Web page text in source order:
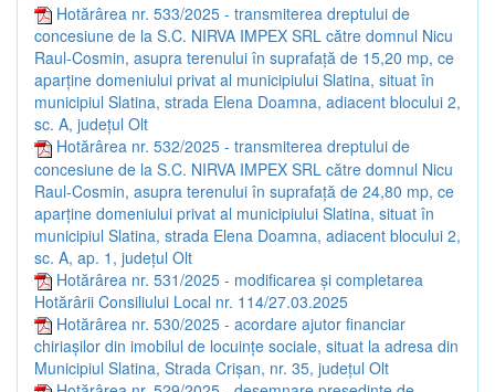
Hotărârea nr. 533/2025 - transmiterea dreptului de
concesiune de la S.C. NIRVA IMPEX SRL către domnul Nicu
Raul-Cosmin, asupra terenului în suprafaţă de 15,20 mp, ce
aparține domeniului privat al municipiului Slatina, situat în
municipiul Slatina, strada Elena Doamna, adiacent blocului 2,
sc. A, județul Olt
Hotărârea nr. 532/2025 - transmiterea dreptului de
concesiune de la S.C. NIRVA IMPEX SRL către domnul Nicu
Raul-Cosmin, asupra terenului în suprafaţă de 24,80 mp, ce
aparține domeniului privat al municipiului Slatina, situat în
municipiul Slatina, strada Elena Doamna, adiacent blocului 2,
sc. A, ap. 1, județul Olt
Hotărârea nr. 531/2025 - modificarea și completarea
Hotărârii Consiliului Local nr. 114/27.03.2025
Hotărârea nr. 530/2025 - acordare ajutor financiar
chiriașilor din imobilul de locuințe sociale, situat la adresa din
Municipiul Slatina, Strada Crișan, nr. 35, județul Olt